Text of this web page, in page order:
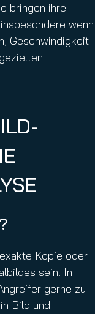
bringen ihre
wenn
Geschwindigkeit
Kopie oder
sein. In
gerne zu
Bild und